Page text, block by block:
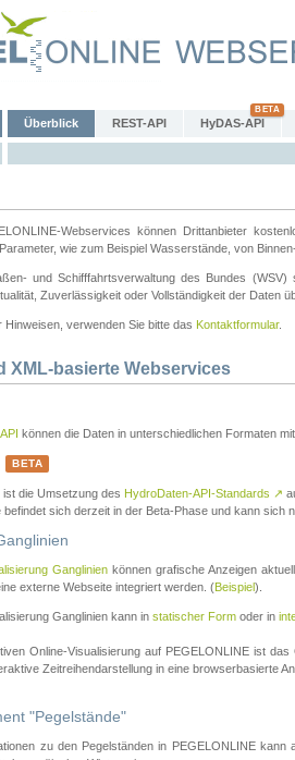
Überblick REST-API HyDAS-API
Webservices können Drittanbieter
wie zum Beispiel Wasserstände, von
und Schifffahrtsverwaltung des Bundes
Zuverlässigkeit oder Vollständigkeit der Daten
Hinweisen, verwenden Sie bitte das Kontaktformular.
XML-basierte Webservices
können die Daten in unterschiedlichen Formaten
BETA
ist die Umsetzung des HydroDaten-API-Standards ↗
befindet sich derzeit in der Beta-Phase und kann sich
Ganglinien können grafische Anzeigen
externe Webseite integriert werden. (Beispiel).
Ganglinien kann in statischer Form oder in
Online-Visualisierung auf PEGELONLINE ist
Zeitreihendarstellung in eine browserbasierte
"Pegelstände"
zu den Pegelständen in PEGELONLINE